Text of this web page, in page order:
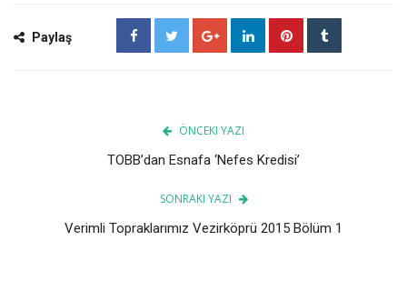
Paylaş
ÖNCEKI YAZI
TOBB’dan Esnafa ‘Nefes Kredisi’
SONRAKI YAZI
Verimli Topraklarımız Vezirköprü 2015 Bölüm 1